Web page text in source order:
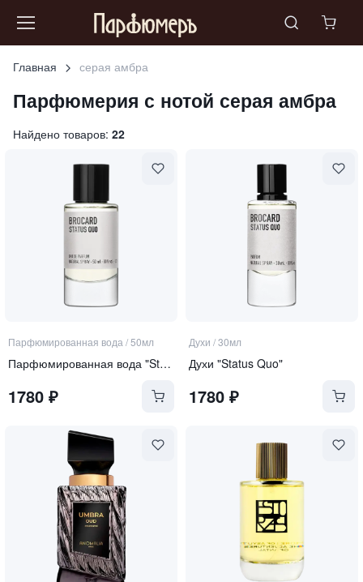
Главная серая амбра
Парфюмерия с нотой серая амбра
Найдено товаров: 22
Парфюмированная вода /50мл
Парфюмированная вода "Status Quo"
1780 ₽
Духи /30мл
Духи "Status Quo"
1780₽